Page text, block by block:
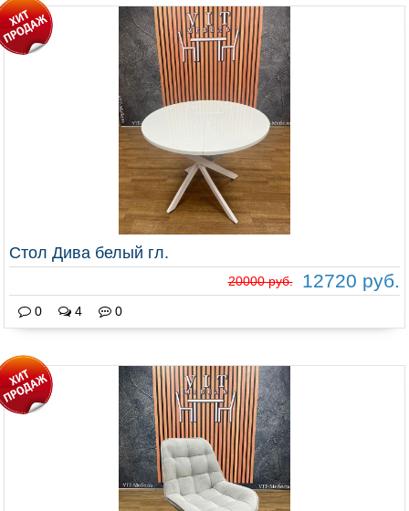
Стол Дива белый гл.
20000 руб. 12720 руб.
0 4 0